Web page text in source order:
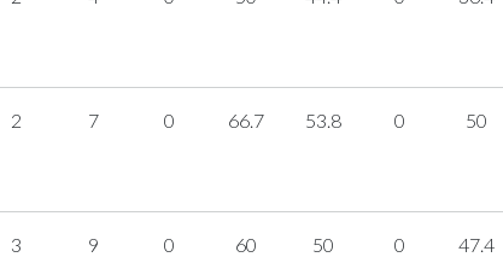
2 7 0 66.7 53.8 0 50
3 9 0 60 50 0 47.4